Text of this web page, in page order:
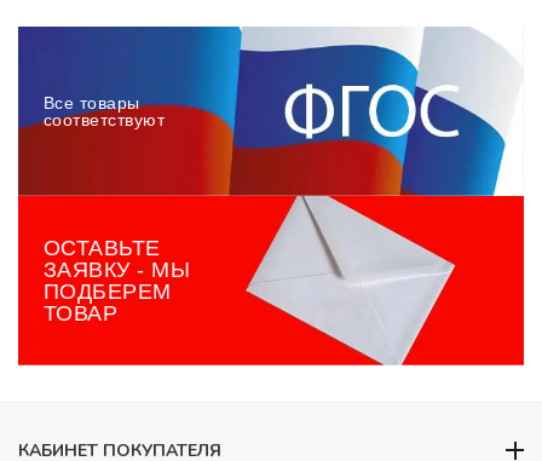
Все товары
соответствуют
ОСТАВЬТЕ
ЗАЯВКУ - МЫ
ПОДБЕРЕМ
ТОВАР
КАБИНЕТ ПОКУПАТЕЛЯ